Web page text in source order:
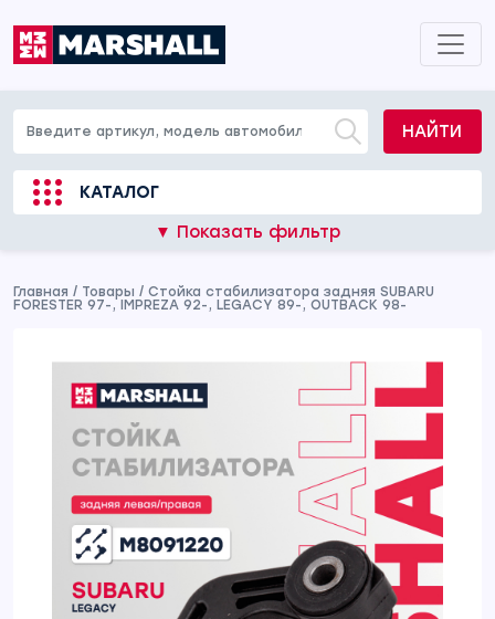
НАЙТИ
КАТАЛОГ
▼ Показать фильтр
Главная / Товары / Стойка стабилизатора задняя SUBARU
FORESTER 97-, IMPREZA 92-, LEGACY 89-, OUTBACK 98-